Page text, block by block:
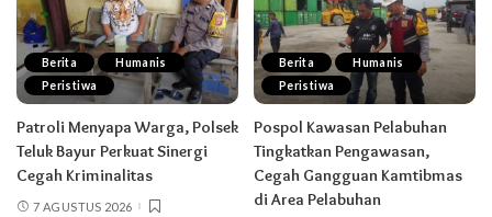
Berita
Humanis
Peristiwa
Patroli Menyapa Warga, Polsek
Teluk Bayur Perkuat Sinergi
Cegah Kriminalitas
7 AGUSTUS 2026
Berita
Humanis
Peristiwa
Pospol Kawasan Pelabuhan
Tingkatkan Pengawasan,
Cegah Gangguan Kamtibmas
di Area Pelabuhan